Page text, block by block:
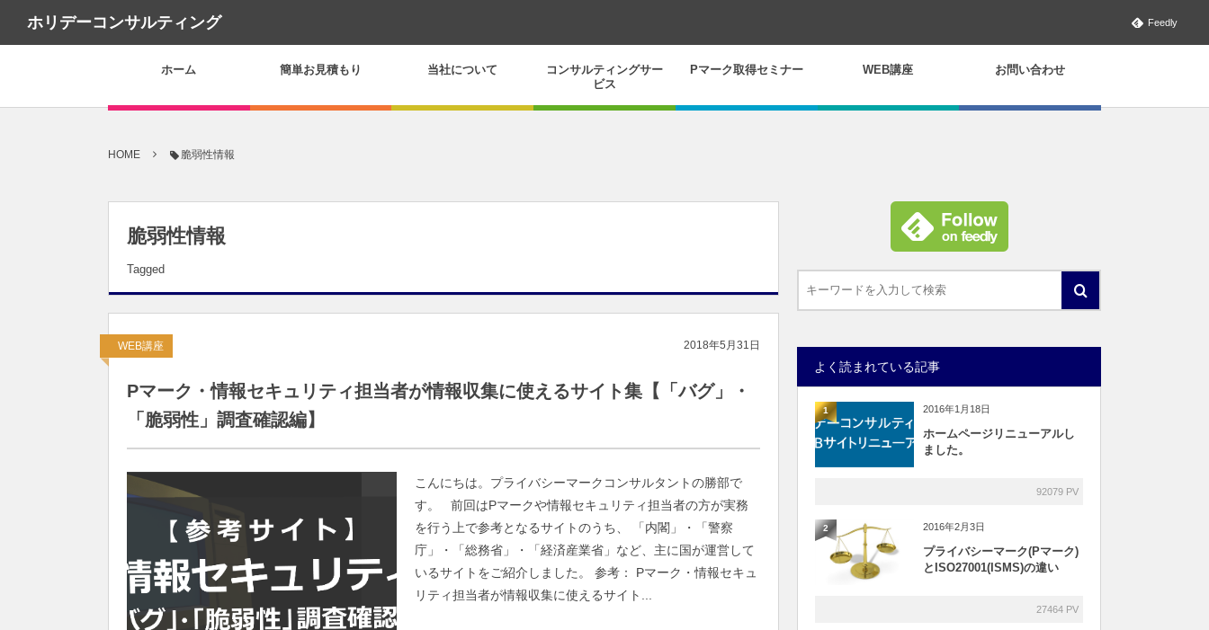
ホリデーコンサルティング Feedly
ホーム 簡単お見積もり 当社について
コンサルティングサー
ビス
Pマーク取得セミナー WEB講座 お問い合わせ
HOME 脆弱性情報
脆弱性情報
Tagged
WEB講座 2018年5月31日
Pマーク・情報セキュリティ担当者が情報収集に使えるサイト集【「バグ」・
「脆弱性」調査確認編】
こんにちは。プライバシーマークコンサルタントの勝部で
す。 前回はPマークや情報セキュリティ担当者の方が実務
を行う上で参考となるサイトのうち、 「内閣」・「警察
庁」・「総務省」・「経済産業省」など、主に国が運営して
いるサイトをご紹介しました。 参考： Pマーク・情報セキュ
リティ担当者が情報収集に使えるサイト...
よく読まれている記事
1 2016年1月18日
ホームページリニューアルし
ました。
92079 PV
2 2016年2月3日
プライバシーマーク(Pマーク)
とISO27001(ISMS)の違い
27464 PV